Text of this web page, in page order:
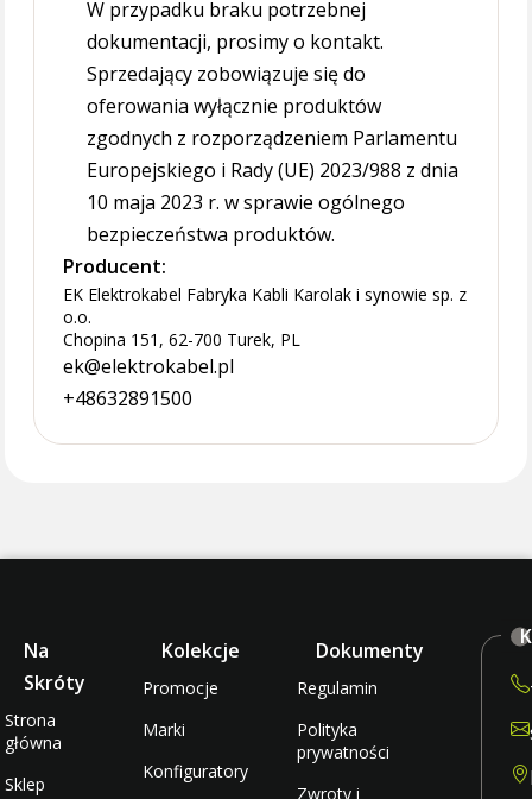
W przypadku braku potrzebnej
dokumentacji, prosimy o kontakt.
Sprzedający zobowiązuje się do
oferowania wyłącznie produktów
zgodnych z rozporządzeniem Parlamentu
Europejskiego i Rady (UE) 2023/988 z dnia
10 maja 2023 r. w sprawie ogólnego
bezpieczeństwa produktów.
Producent:
EK Elektrokabel Fabryka Kabli Karolak i synowie sp. z
o.o.
Chopina 151, 62-700 Turek, PL
ek@elektrokabel.pl
+48632891500
Na
Skróty
Strona
główna
Sklep
Kolekcje
Promocje
Marki
Konfiguratory
Dokumenty
Regulamin
Polityka
prywatności
Zwroty i